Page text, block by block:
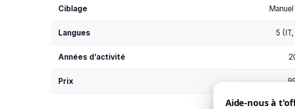
Ciblage
Langues 5 (IT,
Années d’activité
Prix
Aide-nous à